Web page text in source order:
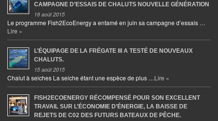
CAMPAGNE D’ESSAIS DE CHALUTS NOUVELLE GÉNÉRATION
18 août 2015
Le programme Fish2EcoEnergy a entamé en juin sa campagne d’essais …
Lire »
L’ÉQUIPAGE DE LA FRÉGATE III A TESTÉ DE NOUVEAUX
CHALUTS.
15 août 2015
Chalut à seiches La seiche étant une espèce de plus …Lire »
FISH2ECOENERGY RÉCOMPENSÉ POUR SON EXCELLENT
TRAVAIL SUR L’ÉCONOMIE D’ÉNERGIE, LA BAISSE DE
REJETS DE C02 DES FUTURS BATEAUX DE PÊCHE.